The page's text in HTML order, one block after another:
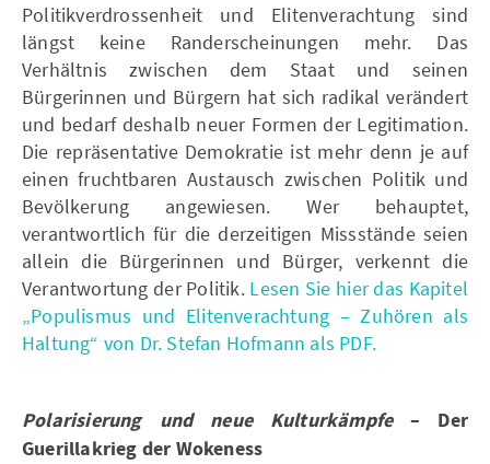
Politikverdrossenheit und Elitenverachtung sind
längst keine Randerscheinungen mehr. Das
Verhältnis zwischen dem Staat und seinen
Bürgerinnen und Bürgern hat sich radikal verändert
und bedarf deshalb neuer Formen der Legitimation.
Die repräsentative Demokratie ist mehr denn je auf
einen fruchtbaren Austausch zwischen Politik und
Bevölkerung angewiesen. Wer behauptet,
verantwortlich für die derzeitigen Missstände seien
allein die Bürgerinnen und Bürger, verkennt die
Verantwortung der Politik. Lesen Sie hier das Kapitel
„Populismus und Elitenverachtung – Zuhören als
Haltung“ von Dr. Stefan Hofmann als PDF.
Polarisierung und neue Kulturkämpfe– Der
Guerillakrieg der Wokeness